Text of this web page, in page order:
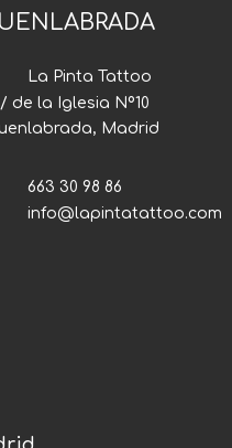
La Pinta Tattoo
de la Iglesia Nº10
Madrid
663 30 98 86
info@lapintatattoo.com